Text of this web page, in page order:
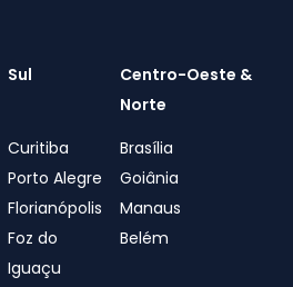
Sul
Curitiba
Porto Alegre
Florianópolis
Foz do
Iguaçu
Centro-Oeste &
Norte
Brasília
Goiânia
Manaus
Belém